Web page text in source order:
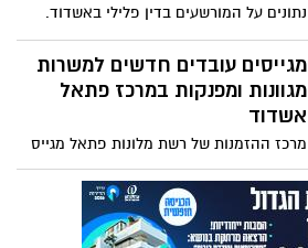
נתונים על המורשעים בדין פלילי באשדוד.
הנתונים נכונים לשנת 2016, ומחולקים לפי סוגי
העבירות בגינם בוצעו ההרשעות
מגייסים עובדים חדשים למשרות
מגוונות ומפנקות במרכז פתאל
אשדוד
מרכז ההזמנות של רשת מלונות פתאל מגייס
נציגי\ות מכירה, שירות ודיגיטל. מרכז
ההזמנות החדשני הממוקם באשדוד, מאפשר
אופק וקריירה. שכר מעולה למתאימים\ות!